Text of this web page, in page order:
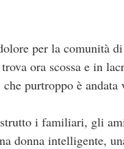
per la comunità
ora scossa e in
purtroppo è
i familiari, gli
donna intelligente,